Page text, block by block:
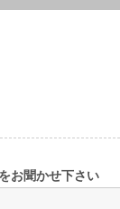
お聞かせ下さい